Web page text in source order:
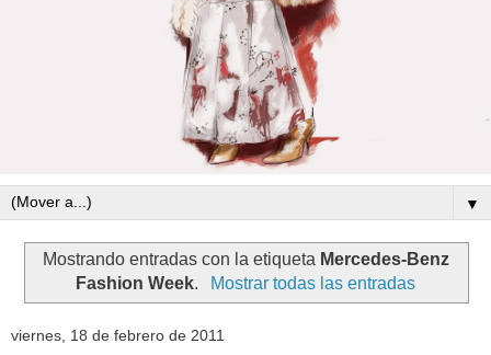
▼
Mostrando entradas con la etiqueta Mercedes-Benz
Fashion Week. Mostrar todas las entradas
viernes, 18 de febrero de 2011